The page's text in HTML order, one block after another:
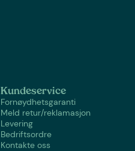
Kundeservice
Fornøydhetsgaranti
Meld retur/reklamasjon
Levering
Bedriftsordre
Kontakte oss